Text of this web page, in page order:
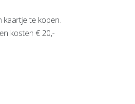
te kopen.
kosten € 20,-